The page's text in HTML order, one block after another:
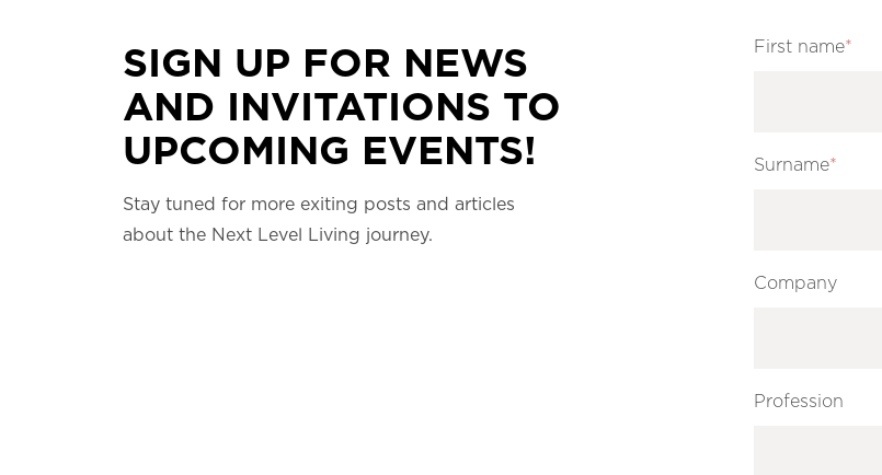
SIGN UP FOR NEWS
AND INVITATIONS TO
UPCOMING EVENTS!
Stay tuned for more exiting posts and articles
about the Next Level Living journey.
First name*
Surname*
Company
Profession